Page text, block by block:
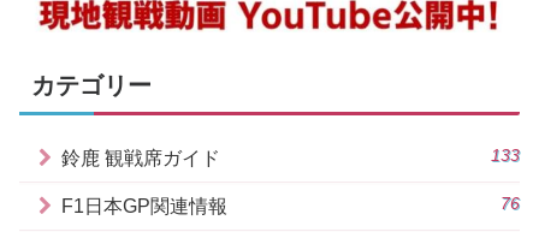
カテゴリー
鈴鹿 観戦席ガイド 133
F1日本GP関連情報 76